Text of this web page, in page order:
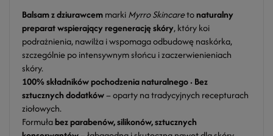
Balsam z dziurawcemmarkiMyrro Skincaretonaturalny
preparat wspierający regenerację skóry, który koi
podrażnienia, nawilża i wspomaga odbudowę naskórka,
szczególnie po intensywnym słońcu i zaczerwienieniach
skóry.
100% składników pochodzenia naturalnego · Bez
sztucznych dodatków– oparty na tradycyjnych recepturach
ziołowych.
Formułabez parabenów, silikonów, sztucznych